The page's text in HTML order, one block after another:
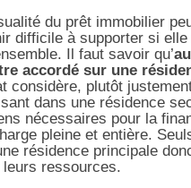
du prêt immobilier
difficile à supporter si elle
Il faut savoir qu’
accordé sur une
considère, plutôt
dans une résidence
nécessaires pour la
pleine et entière.
résidence principale
ressources.